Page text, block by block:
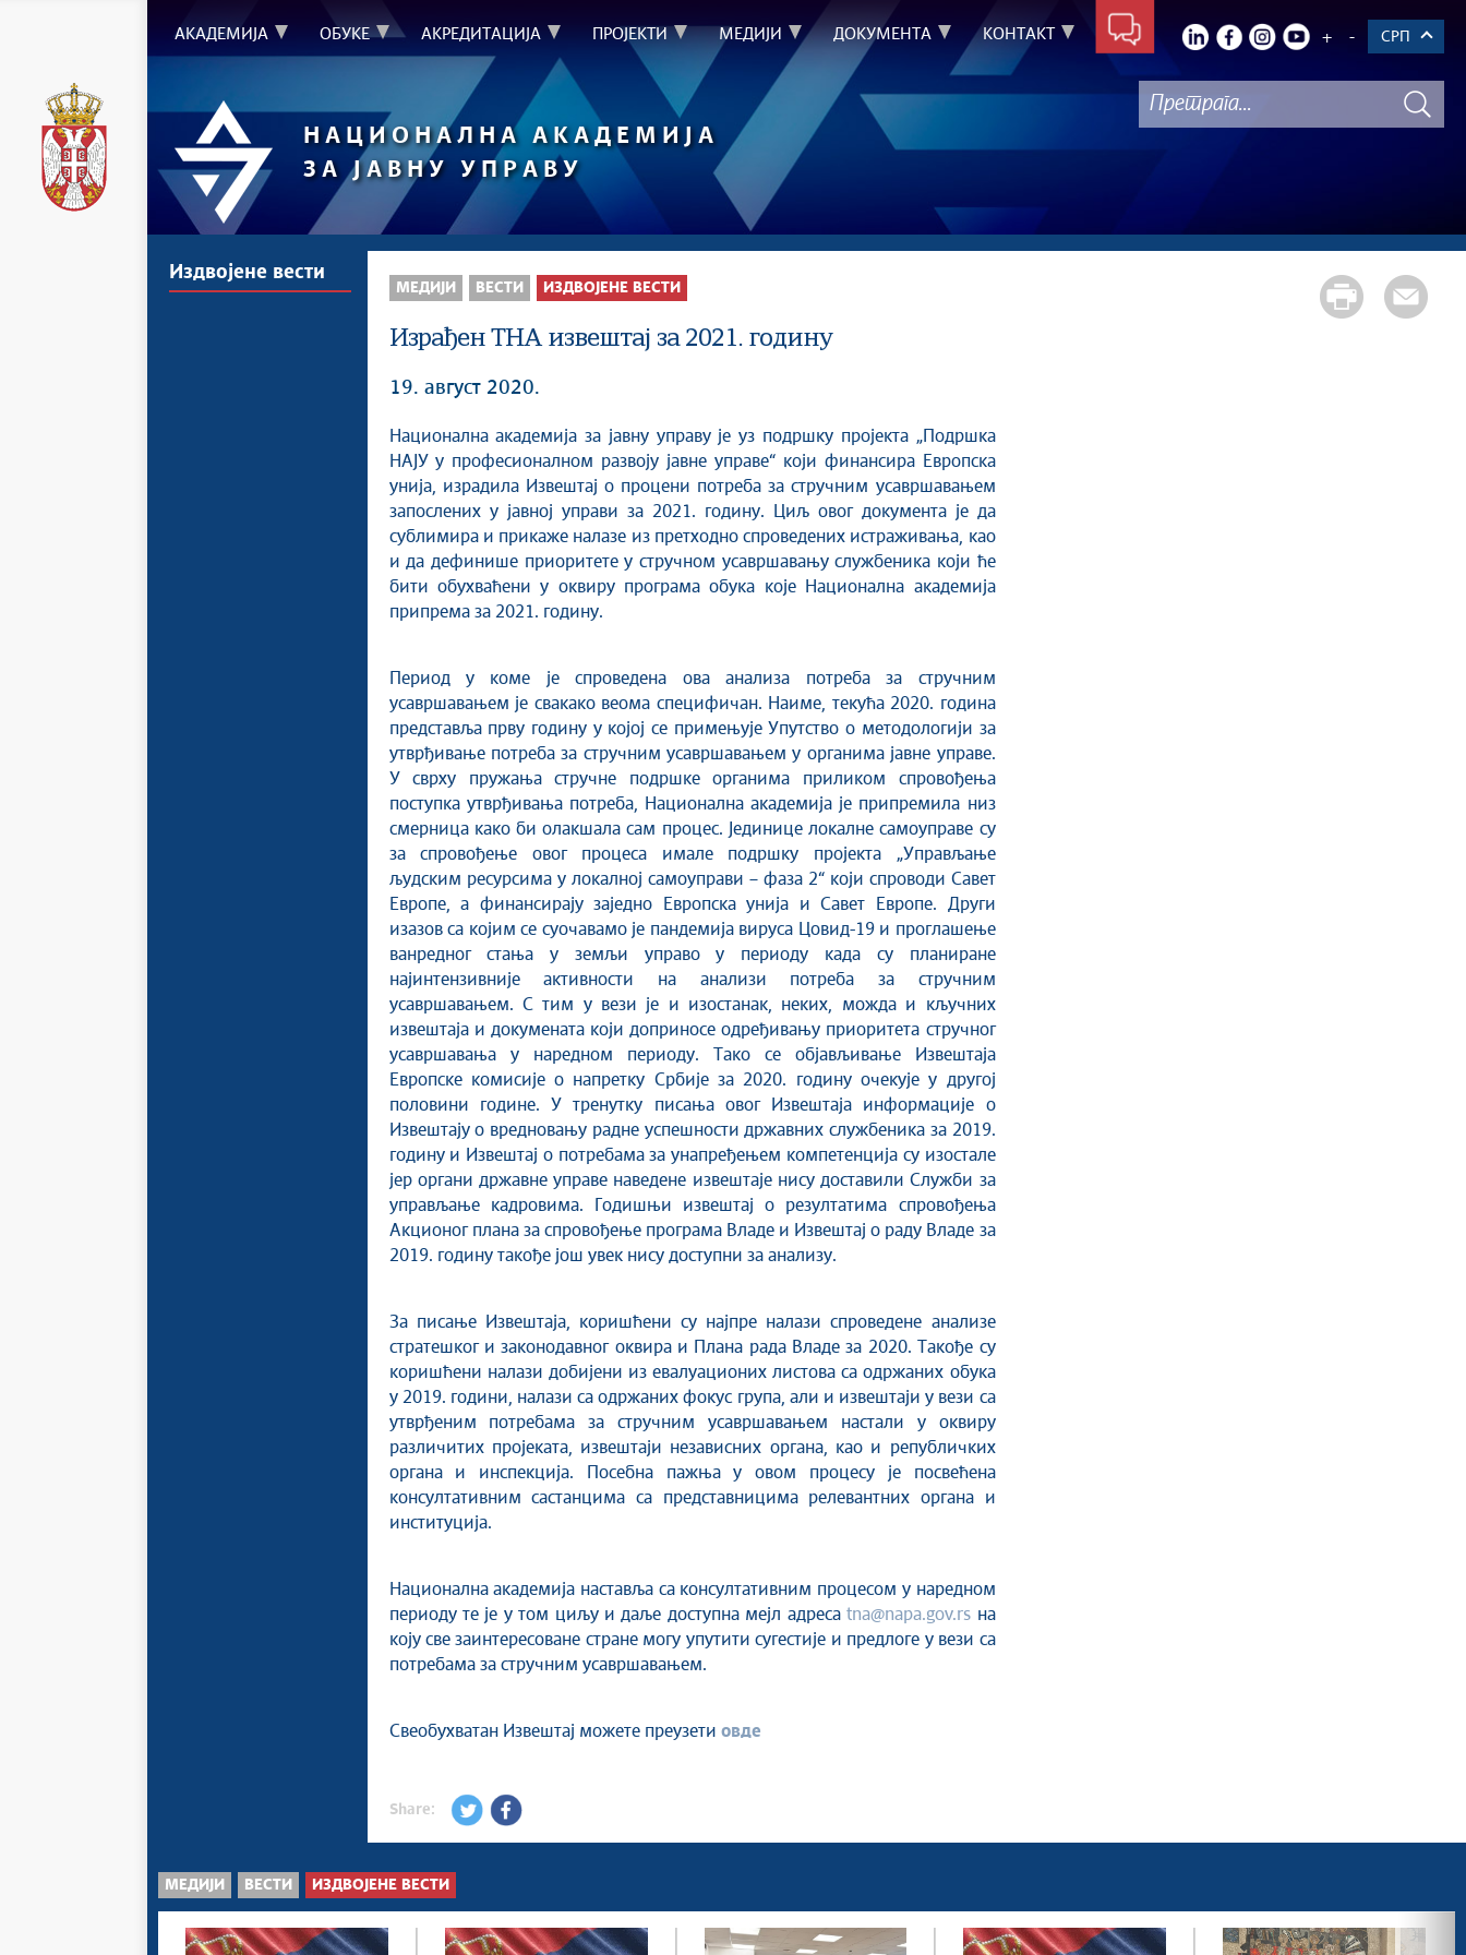
АКАДЕМИЈА ОБУКЕ АКРЕДИТАЦИЈА ПРОЈЕКТИ МЕДИЈИ ДОКУМЕНТА КОНТАКТ + - СРП
НАЦИОНАЛНА АКАДЕМИЈА
ЗА ЈАВНУ УПРАВУ
Издвојене вести
МЕДИЈИ ВЕСТИ ИЗДВОЈЕНЕ ВЕСТИ
Израђен ТНА извештај за 2021. годину
19. август 2020.
Национална академија за јавну управу је уз подршку пројекта „Подршка
НАЈУ у професионалном развоју јавне управе“ који финансира Европска
унија, израдила Извештај о процени потреба за стручним усавршавањем
запослених у јавној управи за 2021. годину. Циљ овог документа је да
сублимира и прикаже налазе из претходно спроведених истраживања, као
и да дефинише приоритете у стручном усавршавању службеника који ће
бити обухваћени у оквиру програма обука које Национална академија
припрема за 2021. годину.
Период у коме је спроведена ова анализа потреба за стручним
усавршавањем је свакако веома специфичан. Наиме, текућа 2020. година
представља прву годину у којој се примењује Упутство о методологији за
утврђивање потреба за стручним усавршавањем у органима јавне управе.
У сврху пружања стручне подршке органима приликом спровођења
поступка утврђивања потреба, Национална академија је припремила низ
смерница како би олакшала сам процес. Јединице локалне самоуправе су
за спровођење овог процеса имале подршку пројекта „Управљање
људским ресурсима у локалној самоуправи – фаза 2“ који спроводи Савет
Европе, а финансирају заједно Европска унија и Савет Европе. Други
изазов са којим се суочавамо је пандемија вируса Цовид-19 и проглашење
ванредног стања у земљи управо у периоду када су планиране
најинтензивније активности на анализи потреба за стручним
усавршавањем. С тим у вези је и изостанак, неких, можда и кључних
извештаја и докумената који доприносе одређивању приоритета стручног
усавршавања у наредном периоду. Тако се објављивање Извештаја
Европске комисије о напретку Србије за 2020. годину очекује у другој
половини године. У тренутку писања овог Извештаја информације о
Извештају о вредновању радне успешности државних службеника за 2019.
годину и Извештај о потребама за унапређењем компетенција су изостале
јер органи државне управе наведене извештаје нису доставили Служби за
управљање кадровима. Годишњи извештај о резултатима спровођења
Акционог плана за спровођење програма Владе и Извештај о раду Владе за
2019. годину такође још увек нису доступни за анализу.
За писање Извештаја, коришћени су најпре налази спроведене анализе
стратешког и законодавног оквира и Плана рада Владе за 2020. Такође су
коришћени налази добијени из евалуационих листова са одржаних обука
у 2019. години, налази са одржаних фокус група, али и извештаји у вези са
утврђеним потребама за стручним усавршавањем настали у оквиру
различитих пројеката, извештаји независних органа, као и републичких
органа и инспекција. Посебна пажња у овом процесу је посвећена
консултативним састанцима са представницима релевантних органа и
институција.
Национална академија наставља са консултативним процесом у наредном
периоду те је у том циљу и даље доступна мејл адресаtna@napa.gov.rs на
коју све заинтересоване стране могу упутити сугестије и предлоге у вези са
потребама за стручним усавршавањем.
Свеобухватан Извештај можете преузети овде
Share:
МЕДИЈИ ВЕСТИ ИЗДВОЈЕНЕ ВЕСТИ